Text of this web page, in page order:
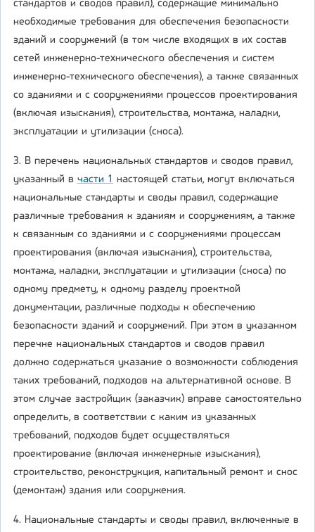
стандартов и сводов правил), содержащие минимально
необходимые требования для обеспечения безопасности
зданий и сооружений (в том числе входящих в их состав
сетей инженерно-технического обеспечения и систем
инженерно-технического обеспечения), а также связанных
со зданиями и с сооружениями процессов проектирования
(включая изыскания), строительства, монтажа, наладки,
эксплуатации и утилизации (сноса).
3. В перечень национальных стандартов и сводов правил,
указанный в части 1 настоящей статьи, могут включаться
национальные стандарты и своды правил, содержащие
различные требования к зданиям и сооружениям, а также
к связанным со зданиями и с сооружениями процессам
проектирования (включая изыскания), строительства,
монтажа, наладки, эксплуатации и утилизации (сноса) по
одному предмету, к одному разделу проектной
документации, различные подходы к обеспечению
безопасности зданий и сооружений. При этом в указанном
перечне национальных стандартов и сводов правил
должно содержаться указание о возможности соблюдения
таких требований, подходов на альтернативной основе. В
этом случае застройщик (заказчик) вправе самостоятельно
определить, в соответствии с каким из указанных
требований, подходов будет осуществляться
проектирование (включая инженерные изыскания),
строительство, реконструкция, капитальный ремонт и снос
(демонтаж) здания или сооружения.
4. Национальные стандарты и своды правил, включенные в